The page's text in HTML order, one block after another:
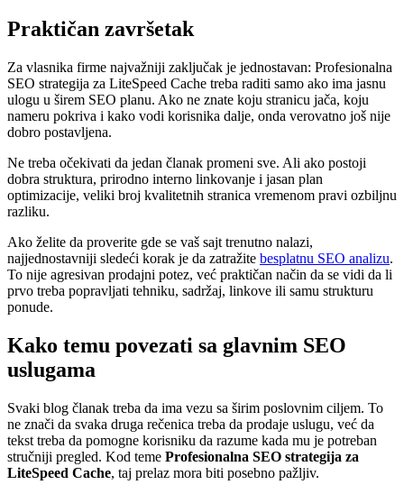
Praktičan završetak
Za vlasnika firme najvažniji zaključak je jednostavan: Profesionalna
SEO strategija za LiteSpeed Cache treba raditi samo ako ima jasnu
ulogu u širem SEO planu. Ako ne znate koju stranicu jača, koju
nameru pokriva i kako vodi korisnika dalje, onda verovatno još nije
dobro postavljena.
Ne treba očekivati da jedan članak promeni sve. Ali ako postoji
dobra struktura, prirodno interno linkovanje i jasan plan
optimizacije, veliki broj kvalitetnih stranica vremenom pravi ozbiljnu
razliku.
Ako želite da proverite gde se vaš sajt trenutno nalazi,
najjednostavniji sledeći korak je da zatražite besplatnu SEO analizu.
To nije agresivan prodajni potez, već praktičan način da se vidi da li
prvo treba popravljati tehniku, sadržaj, linkove ili samu strukturu
ponude.
Kako temu povezati sa glavnim SEO
uslugama
Svaki blog članak treba da ima vezu sa širim poslovnim ciljem. To
ne znači da svaka druga rečenica treba da prodaje uslugu, već da
tekst treba da pomogne korisniku da razume kada mu je potreban
stručniji pregled. Kod teme Profesionalna SEO strategija za
LiteSpeed Cache, taj prelaz mora biti posebno pažljiv.